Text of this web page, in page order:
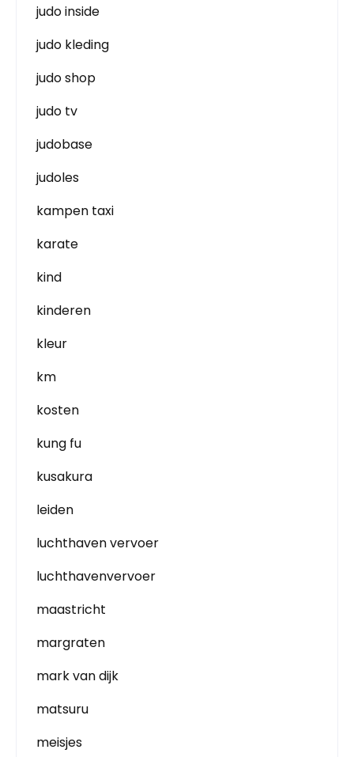
judo inside
judo kleding
judo shop
judo tv
judobase
judoles
kampen taxi
karate
kind
kinderen
kleur
km
kosten
kung fu
kusakura
leiden
luchthaven vervoer
luchthavenvervoer
maastricht
margraten
mark van dijk
matsuru
meisjes